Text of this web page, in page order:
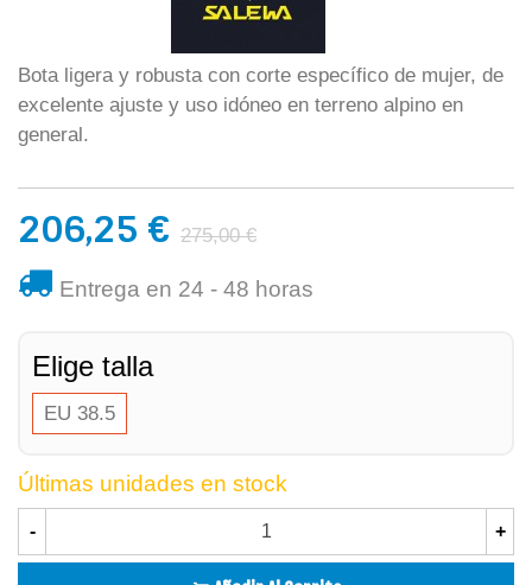
Bota ligera y robusta con corte específico de mujer, de
excelente ajuste y uso idóneo en terreno alpino en
general.
206,25 € 275,00 €
Entrega en 24 - 48 horas
Elige talla
EU 38.5
Últimas unidades en stock
- +